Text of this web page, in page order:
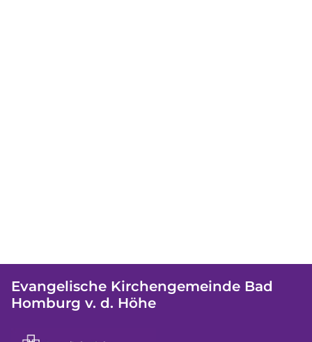
Evangelische Kirchengemeinde Bad
Homburg v. d. Höhe